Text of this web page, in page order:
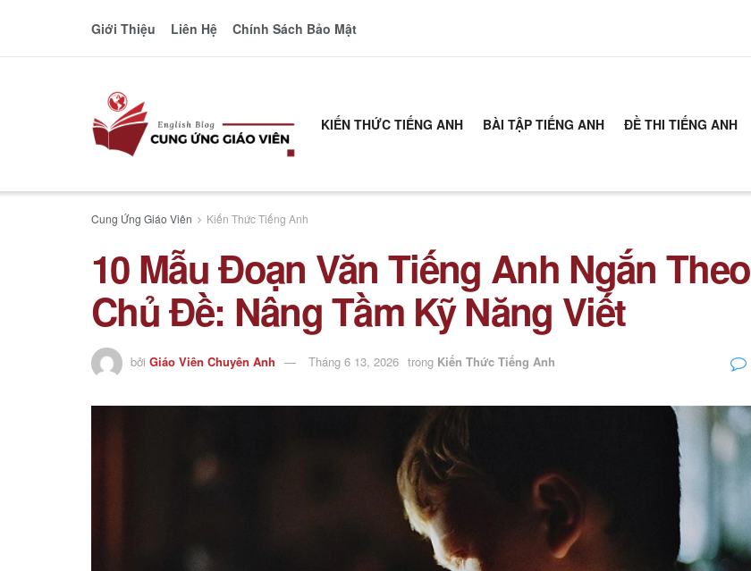
Giới Thiệu Liên Hệ Chính Sách Bảo Mật
KIẾN THỨC TIẾNG ANH BÀI TẬP TIẾNG ANH ĐỀ THI TIẾNG ANH
Cung Ứng Giáo Viên Kiến Thức Tiếng Anh
10 Mẫu Đoạn Văn Tiếng Anh Ngắn Theo
Chủ Đề: Nâng Tầm Kỹ Năng Viết
bởi Giáo Viên Chuyên Anh Tháng 6 13, 2026 trong Kiến Thức Tiếng Anh